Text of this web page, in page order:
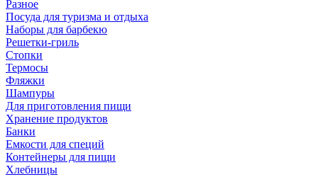
Разное
Посуда для туризма и отдыха
Наборы для барбекю
Решетки-гриль
Стопки
Термосы
Фляжки
Шампуры
Для приготовления пищи
Хранение продуктов
Банки
Емкости для специй
Контейнеры для пищи
Хлебницы